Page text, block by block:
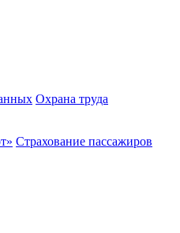
Охрана труда
Страхование пассажиров